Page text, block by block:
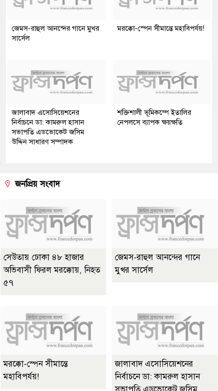
জেমস-রাহুল আনন্দের গানে মুখর
সার্সেল
মরক্কো-স্পেন সীমান্তে মহাবিপর্যয়!
জালাবাদ এসোসিয়েশনের
নির্বাচনে ডা: কামরুল হাসান
সভাপতি এডভোকেট জসিম
উদ্দিন সাধারণ সম্পাদক
শক্তিশালী ভূমিকম্পে ইতালির
নেপলসে ব্যাপক ক্ষয়ক্ষতি
জনপ্রিয় সংবাদ
সেউতায় ঢোকা ৪৮ হাজার
অভিবাসী ফিরল মরক্কোয়, নিহত
৫৭
জেমস-রাহুল আনন্দের গানে
মুখর সার্সেল
মরক্কো-স্পেন সীমান্তে
মহাবিপর্যয়!
জালাবাদ এসোসিয়েশনের
নির্বাচনে ডা: কামরুল হাসান